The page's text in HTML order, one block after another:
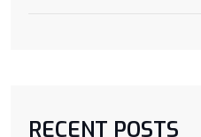
RECENT POSTS